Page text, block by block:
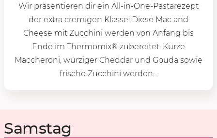
Wir präsentieren dir ein All-in-One-Pastarezept
der extra cremigen Klasse: Diese Mac and
Cheese mit Zucchini werden von Anfang bis
Ende im Thermomix® zubereitet. Kurze
Maccheroni, würziger Cheddar und Gouda sowie
frische Zucchini werden...
Samstag